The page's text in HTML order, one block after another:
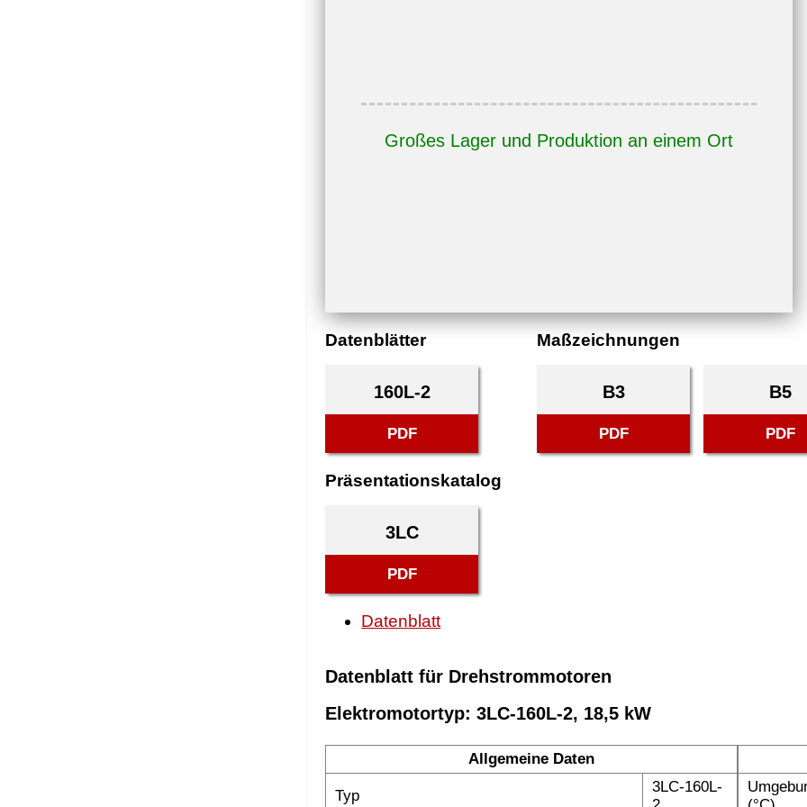
Großes Lager und Produktion an einem Ort
Datenblätter
160L-2
PDF
Maßzeichnungen
B3
PDF
B5
PDF
Präsentationskatalog
3LC
PDF
Datenblatt
Datenblatt für Drehstrommotoren
Elektromotortyp: 3LC-160L-2, 18,5 kW
Allgemeine Daten
Typ
3LC-160L-